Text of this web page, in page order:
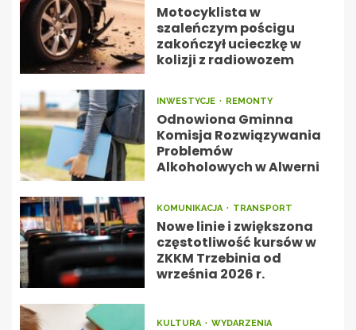
Motocyklista w
szaleńczym pościgu
zakończył ucieczkę w
kolizji z radiowozem
INWESTYCJE REMONTY
Odnowiona Gminna
Komisja Rozwiązywania
Problemów
Alkoholowych w Alwerni
KOMUNIKACJA TRANSPORT
Nowe linie i zwiększona
częstotliwość kursów w
ZKKM Trzebinia od
września 2026 r.
KULTURA WYDARZENIA